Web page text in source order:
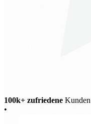
100k+ zufriedene Kunden
•